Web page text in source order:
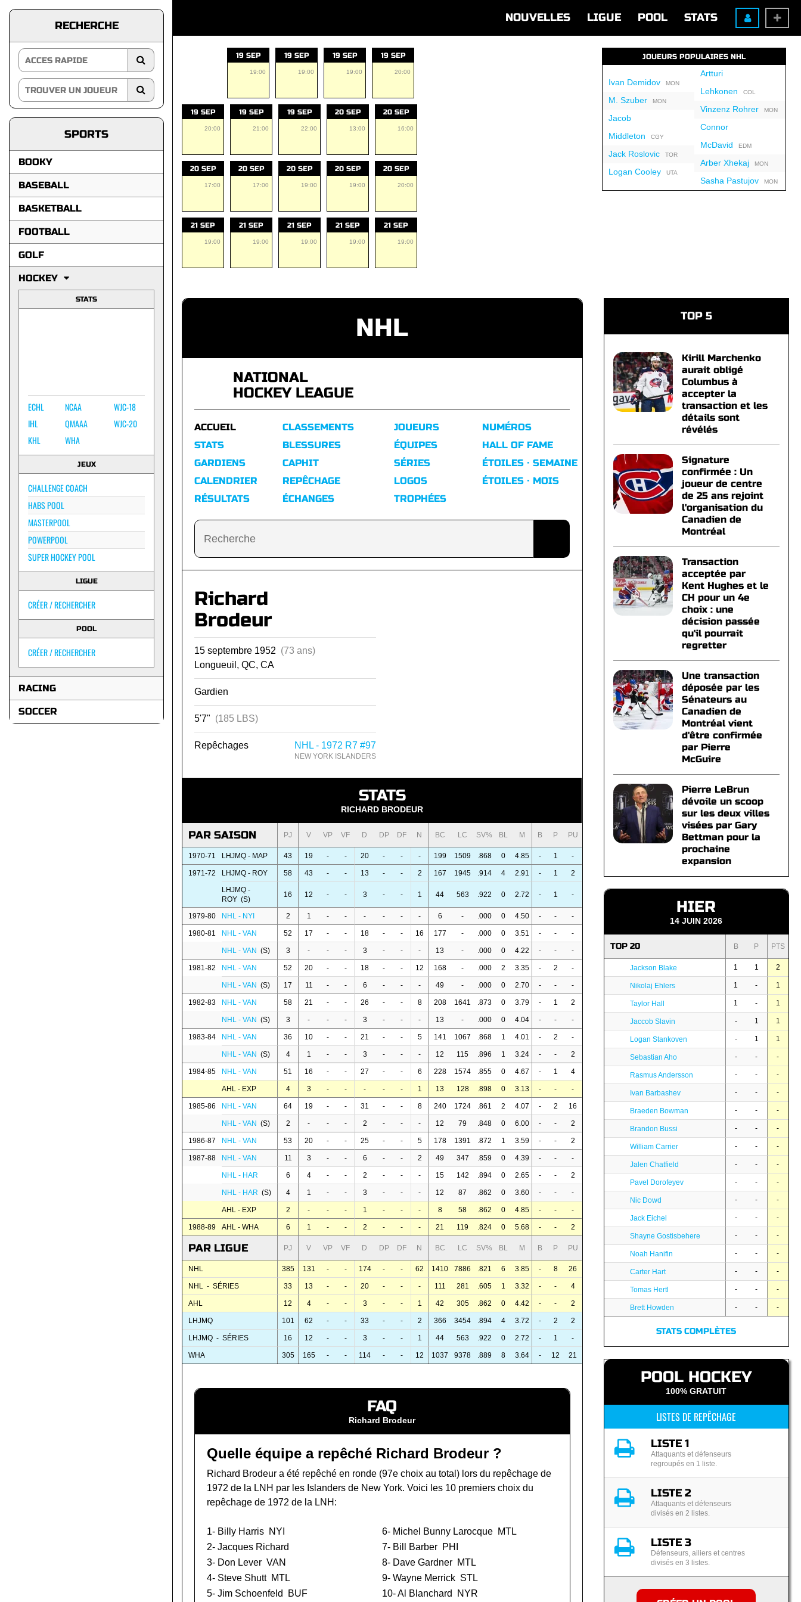
NOUVELLES LIGUE POOL STATS
RECHERCHE
SPORTS
BOOKY
BASEBALL
BASKETBALL
FOOTBALL
GOLF
HOCKEY
STATS
ECHL
IHL
KHL
NCAA
QMAAA
WHA
WJC-18
WJC-20
JEUX
CHALLENGE COACH
HABS POOL
MASTERPOOL
POWERPOOL
SUPER HOCKEY POOL
LIGUE
CRÉER / RECHERCHER
POOL
CRÉER / RECHERCHER
RACING
SOCCER
19 SEP
19:00
19 SEP
19:00
19 SEP
19:00
19 SEP
20:00
19 SEP
20:00
19 SEP
21:00
19 SEP
22:00
20 SEP
13:00
20 SEP
16:00
20 SEP
17:00
20 SEP
17:00
20 SEP
19:00
20 SEP
19:00
20 SEP
20:00
21 SEP
19:00
21 SEP
19:00
21 SEP
19:00
21 SEP
19:00
21 SEP
19:00
JOUEURS POPULAIRES NHL
Ivan DemidovMON
M. SzuberMON
Jacob
Middleton CGY
Jack RoslovicTOR
Logan CooleyUTA
Artturi
Lehkonen COL
Vinzenz RohrerMON
Connor
McDavid EDM
Arber XhekajMON
Sasha PastujovMON
NHL
NATIONAL
HOCKEY LEAGUE
ACCUEIL
STATS
GARDIENS
CALENDRIER
RÉSULTATS
CLASSEMENTS
BLESSURES
CAPHIT
REPÊCHAGE
ÉCHANGES
JOUEURS
ÉQUIPES
SÉRIES
LOGOS
TROPHÉES
NUMÉROS
HALL OF FAME
ÉTOILES · SEMAINE
ÉTOILES · MOIS
Richard
Brodeur
15 septembre 1952 (73 ans)
Longueuil, QC, CA
Gardien
5'7" (185 LBS)
Repêchages NHL - 1972 R7 #97
NEW YORK ISLANDERS
STATS
RICHARD BRODEUR
PAR SAISON PJ V VP VF D DP DF N BC LC SV% BL M B P PU
1970-71 LHJMQ - MAP 43 19 - - 20 - - - 199 1509 .868 0 4.85 - 1 -
1971-72 LHJMQ - ROY 58 43 - - 13 - - 2 167 1945 .914 4 2.91 - 1
2
LHJMQ -
ROY (S)
16 12 - - 3 - - 1 44 563 .922 0 2.72 - 1 -
1979-80 NHL - NYI 2 1 - - - - - - 6 - .000 0 4.50 - - -
1980-81 NHL - VAN 52 17 - - 18 - - 16 177 - .000 0 3.51 - - -
NHL - VAN (S) 3 - - - 3 - - - 13 - .000 0 4.22 - - -
1981-82 NHL - VAN 52 20 - - 18 - - 12 168 - .000 2 3.35 - 2 -
NHL - VAN (S) 17 11 - - 6 - - - 49 - .000 0 2.70 - - -
1982-83 NHL - VAN 58 21 - - 26 - - 8 208 1641 .873 0 3.79 - 1 2
NHL - VAN (S) 3 - - - 3 - - - 13 - .000 0 4.04 - - -
1983-84 NHL - VAN 36 10 - - 21 - - 5 141 1067 .868 1 4.01 - 2 -
NHL - VAN (S) 4 1 - - 3 - - - 12 115 .896 1 3.24 - - 2
1984-85 NHL - VAN 51 16 - - 27 - - 6 228 1574 .855 0 4.67 - 1 4
AHL - EXP 4 3 - - - - - 1 13 128 .898 0 3.13 - - -
1985-86 NHL - VAN 64 19 - - 31 - - 8 240 1724 .861 2 4.07 - 2 16
NHL - VAN (S) 2 - - - 2 - - - 12 79 .848 0 6.00 - - 2
1986-87 NHL - VAN 53 20 - - 25 - - 5 178 1391 .872 1 3.59 - - 2
1987-88 NHL - VAN 11 3 - - 6 - - 2 49 347 .859 0 4.39 - - -
NHL - HAR 6 4 - - 2 - - - 15 142 .894 0 2.65 - - 2
NHL - HAR (S) 4 1 - - 3 - - - 12 87 .862 0 3.60 - - -
AHL - EXP 2 - - - 1 - - - 8 58 .862 0 4.85 - - -
1988-89 AHL - WHA 6 1 - - 2 - - - 21 119 .824 0 5.68 - - 2
PAR LIGUE PJ V VP VF D DP DF N BC LC SV% BL M B P PU
NHL 385 131 - - 174 - - 62 1410 7886 .821 6 3.85 - 8 26
NHL - SÉRIES 33 13 - - 20 - - - 111 281 .605 1 3.32 - - 4
AHL 12 4 - - 3 - - 1 42 305 .862 0 4.42 - - 2
LHJMQ 101 62 - - 33 - - 2 366 3454 .894 4 3.72 - 2 2
LHJMQ - SÉRIES 16 12 - - 3 - - 1 44 563 .922 0 2.72 - 1 -
WHA 305 165 - - 114 - - 12 1037 9378 .889 8 3.64 - 12 21
FAQ
Richard Brodeur
Quelle équipe a repêché Richard Brodeur ?
Richard Brodeur a été repêché en ronde (97e choix au total) lors du repêchage de
1972 de la LNH par les Islanders de New York. Voici les 10 premiers choix du
repêchage de 1972 de la LNH:
1- Billy Harris NYI
2- Jacques Richard
3- Don Lever VAN
4- Steve Shutt MTL
5- Jim Schoenfeld BUF
6- Michel Bunny Larocque MTL
7- Bill Barber PHI
8- Dave Gardner MTL
9-Wayne Merrick STL
10-Al Blanchard NYR
TOP 5
Kirill Marchenko
aurait obligé
Columbus à
accepter la
transaction et les
détails sont
révélés
Signature
confirmée : Un
joueur de centre
de 25 ans rejoint
l'organisation du
Canadien de
Montréal
Transaction
acceptée par
Kent Hughes et le
CH pour un 4e
choix : une
décision passée
qu'il pourrait
regretter
Une transaction
déposée par les
Sénateurs au
Canadien de
Montréal vient
d'être confirmée
par Pierre
McGuire
Pierre LeBrun
dévoile un scoop
sur les deux villes
visées par Gary
Bettman pour la
prochaine
expansion
HIER
14 JUIN 2026
TOP 20 B P PTS
Jackson Blake 1 1 2
Nikolaj Ehlers 1 - 1
Taylor Hall 1 - 1
Jaccob Slavin - 1 1
Logan Stankoven - 1 1
Sebastian Aho - - -
Rasmus Andersson - - -
Ivan Barbashev - - -
Braeden Bowman - - -
Brandon Bussi - - -
William Carrier - - -
Jalen Chatfield - - -
Pavel Dorofeyev - - -
Nic Dowd - - -
Jack Eichel - - -
Shayne Gostisbehere - - -
Noah Hanifin - - -
Carter Hart - - -
Tomas Hertl - - -
Brett Howden - - -
STATS COMPLÈTES
POOL HOCKEY
100% GRATUIT
LISTES DE REPÊCHAGE
LISTE 1
Attaquants et défenseurs
regroupés en 1 liste.
LISTE 2
Attaquants et défenseurs
divisés en 2 listes.
LISTE 3
Défenseurs, ailiers et centres
divisés en 3 listes.